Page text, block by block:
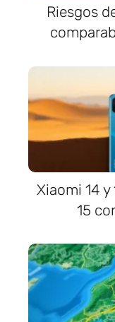
Riesgos
Xiaomi 14
15